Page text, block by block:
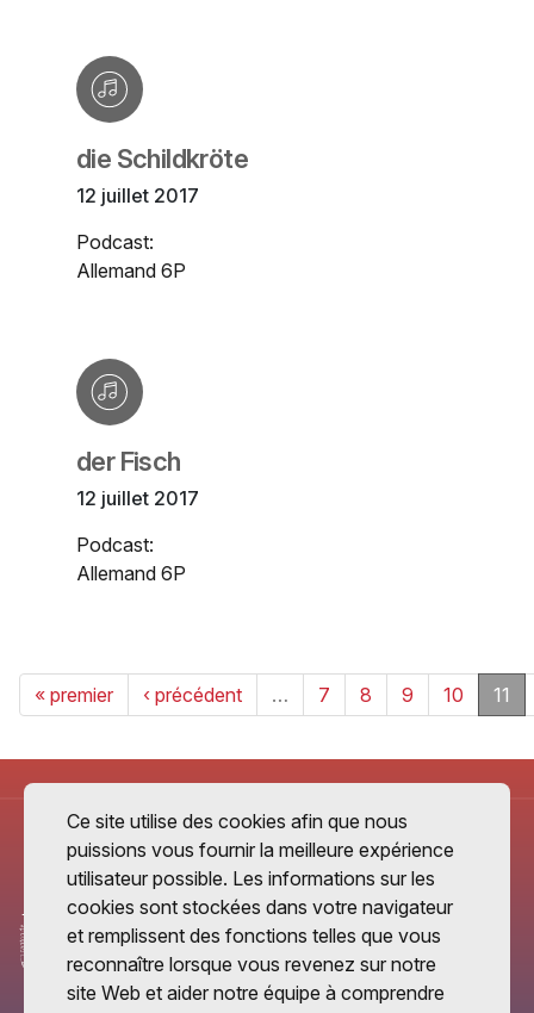
die Schildkröte
12 juillet 2017
Podcast:
Allemand 6P
der Fisch
12 juillet 2017
Podcast:
Allemand 6P
« premier ‹ précédent … 7 8 9 10 11
Ce site utilise des cookies afin que nous
puissions vous fournir la meilleure expérience
utilisateur possible. Les informations sur les
cookies sont stockées dans votre navigateur
et remplissent des fonctions telles que vous
reconnaître lorsque vous revenez sur notre
site Web et aider notre équipe à comprendre